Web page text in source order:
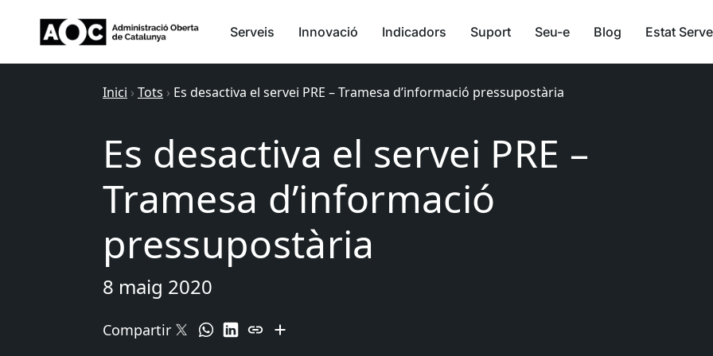
Serveis Innovació Indicadors Suport Seu-e Blog Estat
Inici › Tots › Es desactiva el servei PRE – Tramesa d’informació pressupostària
Es desactiva el servei PRE –
Tramesa d’informació
pressupostària
8 maig 2020
Compartir